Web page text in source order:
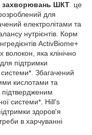
захворювань ШКТ це
для
електролітами та
нутрієнтів. Корм
ActivBiome+
яка клінічно
підтримки
системи*. Збагачений
кислотами та
підтвердженим
системи*. Hill's
здоров'я
в харчуванні